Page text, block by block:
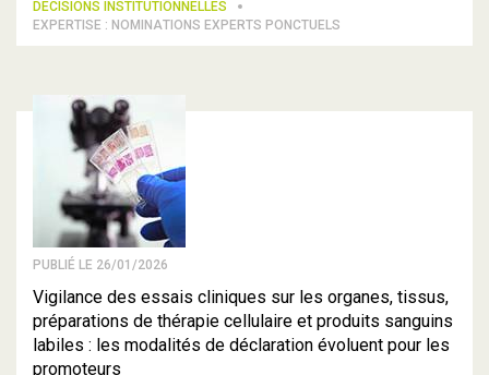
DÉCISIONS INSTITUTIONNELLES
EXPERTISE : NOMINATIONS EXPERTS PONCTUELS
PUBLIÉ LE 26/01/2026
Vigilance des essais cliniques sur les organes, tissus,
préparations de thérapie cellulaire et produits sanguins
labiles : les modalités de déclaration évoluent pour les
promoteurs